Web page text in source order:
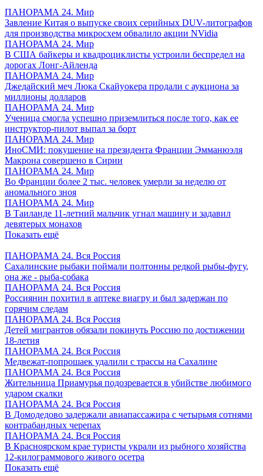
ПАНОРАМА 24. Мир
Завление Китая о выпуске своих серийных DUV-литографов
для производства микросхем обвалило акции NVidia
ПАНОРАМА 24. Мир
В США байкеры и квадроциклисты устроили беспредел на
дорогах Лонг-Айленда
ПАНОРАМА 24. Мир
Джедайский меч Люка Скайуокера продали с аукциона за
миллионы долларов
ПАНОРАМА 24. Мир
Ученица смогла успешно приземлиться после того, как ее
инструктор-пилот выпал за борт
ПАНОРАМА 24. Мир
ИноСМИ: покушение на президента Франции Эмманюэля
Макрона совершено в Сирии
ПАНОРАМА 24. Мир
Во Франции более 2 тыс. человек умерли за неделю от
аномального зноя
ПАНОРАМА 24. Мир
В Таиланде 11-летний мальчик угнал машину и задавил
девятерых монахов
Показать ещё
ПАНОРАМА 24. Вся Россия
Сахалинские рыбаки поймали полтонны редкой рыбы-фугу,
она же - рыба-собака
ПАНОРАМА 24. Вся Россия
Россиянин похитил в аптеке виагру и был задержан по
горячим следам
ПАНОРАМА 24. Вся Россия
Детей мигрантов обязали покинуть Россию по достижении
18-летия
ПАНОРАМА 24. Вся Россия
Медвежат-попрошаек удалили с трассы на Сахалине
ПАНОРАМА 24. Вся Россия
Жительница Приамурья подозревается в убийстве любимого
ударом скалки
ПАНОРАМА 24. Вся Россия
В Домодедово задержали авиапассажира с четырьмя сотнями
контрабандных черепах
ПАНОРАМА 24. Вся Россия
В Красноярском крае туристы украли из рыбного хозяйства
12-килограммового живого осетра
Показать ещё